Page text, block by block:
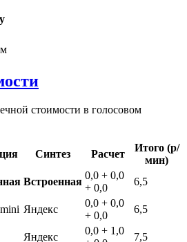
стоимости в голосовом
Синтез Расчет
Итого (р/
мин)
Встроенная
0,0 + 0,0
+ 0,0
6,5
Яндекс
0,0 + 0,0
+ 0,0
6,5
Яндекс
0,0 + 1,0
7,5